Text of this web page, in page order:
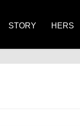
STORY HERS